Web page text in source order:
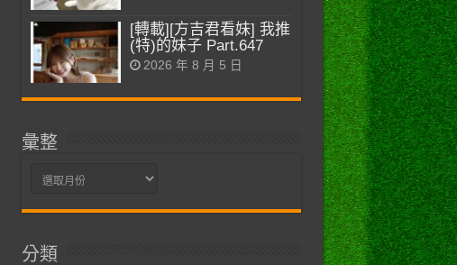
[轉載][方吉君看妹] 我推
(特)的妹子 Part.647
2026 年 8 月 5 日
彙整
彙
分類